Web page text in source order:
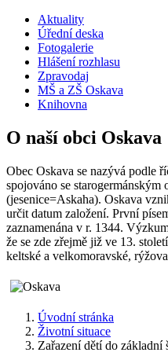
Aktuality
Úřední deska
Fotogalerie
Hlášení rozhlasu
Zpravodaj
MŠ a ZŠ Oskava
Knihovna
O naší obci Oskava
Obec Oskava se nazývá podle
spojováno se starogermánským
(jesenice=Askaha). Oskava
určit datum založení. První
zaznamenána v r. 1344.
že se zde zřejmě již ve 13.
keltské a velkomoravské,
Úvodní stránka
Životní situace
Zařazení dětí do základní